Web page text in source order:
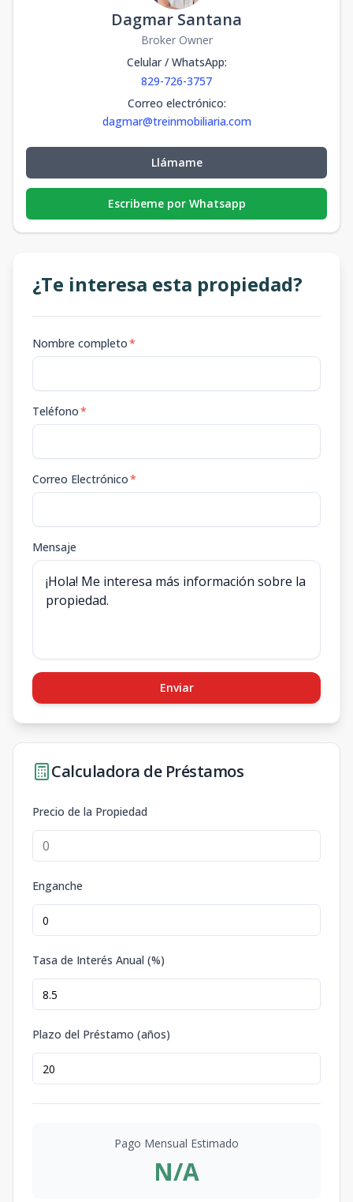
Dagmar Santana
Broker Owner
Celular / WhatsApp:
829-726-3757
Correo electrónico:
dagmar@treinmobiliaria.com
Llámame
Escribeme por Whatsapp
¿Te interesa esta propiedad?
Nombre completo*
Teléfono*
Correo Electrónico*
Mensaje
Enviar
Calculadora de Préstamos
Precio de la Propiedad
Enganche
Tasa de Interés Anual (%)
Plazo del Préstamo (años)
Pago Mensual Estimado
N/A